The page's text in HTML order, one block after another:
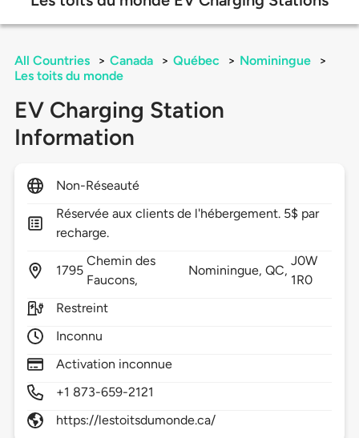
All Countries > Canada > Québec > Nominingue
>
Les toits du monde
EV Charging Station
Information
Non-Réseauté
Réservée aux clients de l'hébergement. 5$ par
recharge.
1795
Chemin des
Faucons,
Nominingue, QC,
J0W
1R0
Restreint
Inconnu
Activation inconnue
+1 873-659-2121
https://lestoitsdumonde.ca/